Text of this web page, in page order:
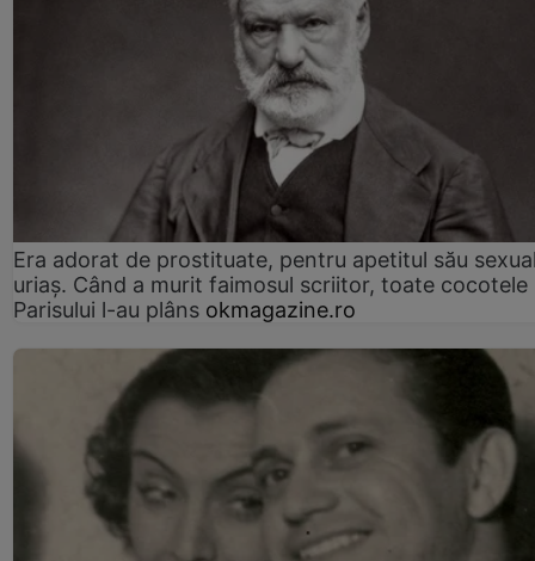
Era adorat de prostituate, pentru apetitul său
uriaș. Când a murit faimosul scriitor, toate cocotele
Parisului l-au plâns okmagazine.ro